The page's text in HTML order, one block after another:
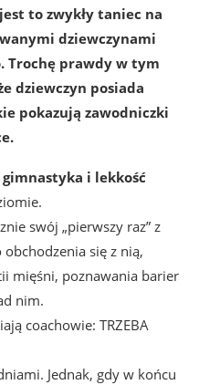
to zwykły taniec na
dziewczynami
Trochę prawdy w tym
dziewczyn posiada
pokazują zawodniczki
gimnastyka i lekkość
swój „pierwszy raz” z
się z nią,
mięśni, poznawania barier
nim.
coachowie: TRZEBA
Jednak, gdy w końcu